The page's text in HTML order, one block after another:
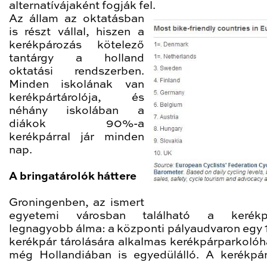
alternatívájaként fogják fel.
Az állam az oktatásban
is részt vállal, hiszen a
kerékpározás kötelező
tantárgy a holland
oktatási rendszerben.
Minden iskolának van
kerékpártárolója, és
néhány iskolában a
diákok 90%-a
kerékpárral jár minden
nap.
A bringatárolók háttere
Groningenben, az ismert
egyetemi városban található a
legnagyobb álma: a központi pályaudvaron
kerékpár tárolására alkalmas
még Hollandiában is egyedülálló. A